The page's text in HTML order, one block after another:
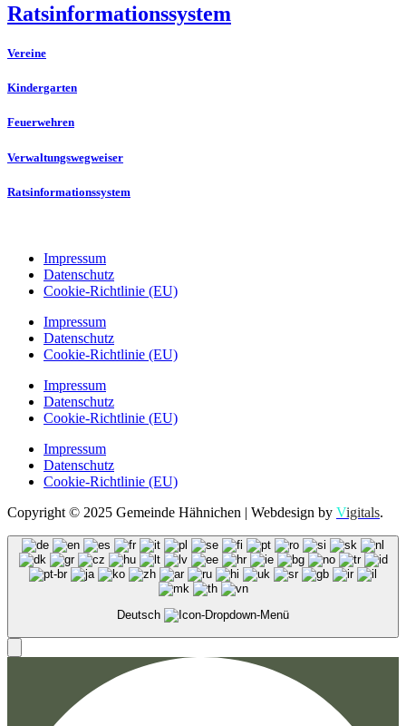
Ratsinformationssystem
Vereine
Kindergarten
Feuerwehren
Verwaltungswegweiser
Ratsinformationssystem
Impressum
Datenschutz
Cookie-Richtlinie (EU)
Impressum
Datenschutz
Cookie-Richtlinie (EU)
Impressum
Datenschutz
Cookie-Richtlinie (EU)
Impressum
Datenschutz
Cookie-Richtlinie (EU)
Copyright © 2025 Gemeinde Hähnichen | Webdesign by Vigitals.
Deutsch